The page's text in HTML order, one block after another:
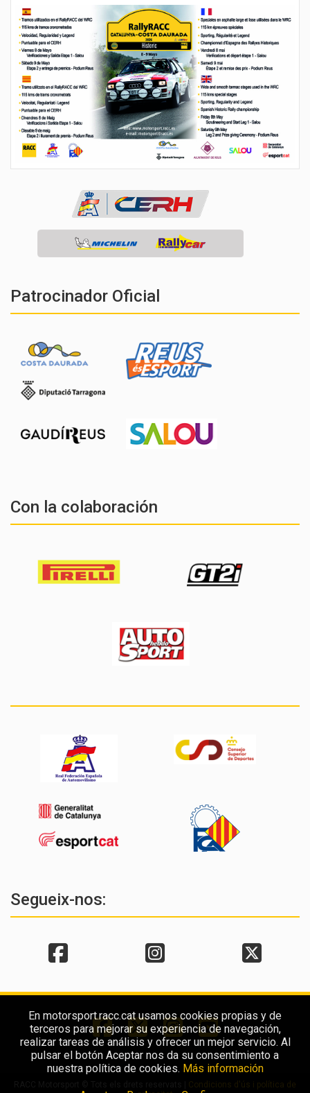
Patrocinador Oficial
Con la colaboración
Segueix-nos:
Condicions d'ús i política de
En motorsport.racc.cat usamos cookies propias y de
terceros para mejorar su experiencia de navegación,
realizar tareas de análisis y ofrecer un mejor servicio. Al
pulsar el botón Aceptar nos da su consentimiento a
nuestra política de cookies. Más información